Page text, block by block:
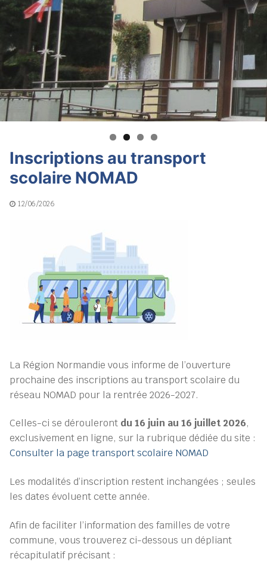
Inscriptions au transport
scolaire NOMAD
12/06/2026
La Région Normandie vous informe de l’ouverture
prochaine des inscriptions au transport scolaire du
réseau NOMAD pour la rentrée 2026-2027.
Celles-ci se dérouleront du 16 juin au 16 juillet 2026,
exclusivement en ligne, sur la rubrique dédiée du site :
Consulter la page transport scolaire NOMAD
Les modalités d’inscription restent inchangées ; seules
les dates évoluent cette année.
Afin de faciliter l’information des familles de votre
commune, vous trouverez ci-dessous un dépliant
récapitulatif précisant :